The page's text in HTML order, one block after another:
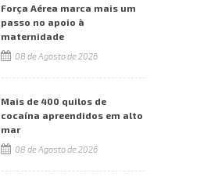
Força Aérea marca mais um
passo no apoio à
maternidade
08 de Agosto de 2026
Mais de 400 quilos de
cocaína apreendidos em alto
mar
08 de Agosto de 2026